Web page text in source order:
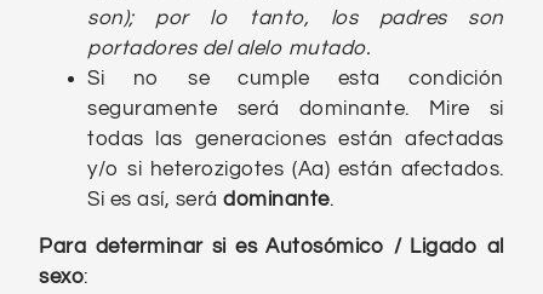
son); por lo tanto, los padres son
portadores del alelo mutado.
Si no se cumple esta condición
seguramente será dominante. Mire si
todas las generaciones están afectadas
y/o si heterozigotes (Aa) están afectados.
Si es así, serádominante.
Para determinar si es Autosómico / Ligado al
sexo: